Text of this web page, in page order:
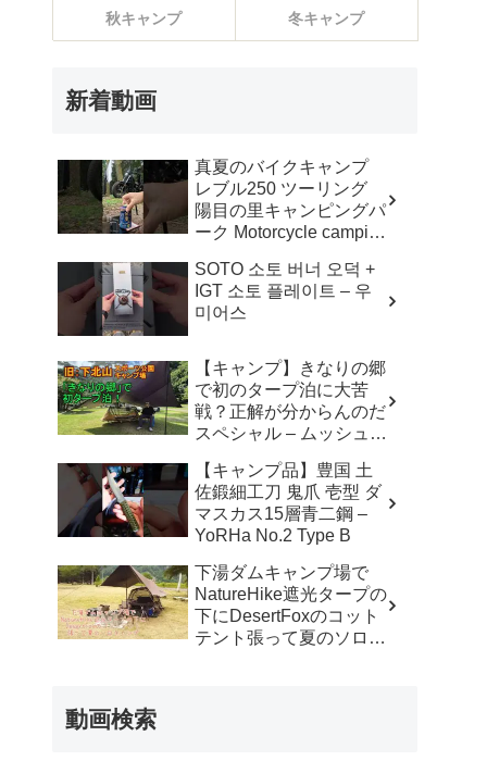
秋キャンプ 冬キャンプ
新着動画
真夏のバイクキャンプ
レブル250 ツーリング
陽目の里キャンピングパ
ーク Motorcycle camping
Motorcycle Camping
MUGI 麦焼酎二十度ロッ
ク バイク キャンプ
SOTO 소토 버너 오덕 +
IGT 소토 플레이트 – 우
미어스
【キャンプ】きなりの郷
で初のタープ泊に大苦
戦？正解が分からんのだ
スペシャル – ムッシュ
【キャンプ品】豊国 土
佐鍛細工刀 鬼爪 壱型 ダ
マスカス15層青二鋼 –
YoRHa No.2 Type B
下湯ダムキャンプ場で
NatureHike遮光タープの
下にDesertFoxのコット
テント張って夏のソロキ
動画検索